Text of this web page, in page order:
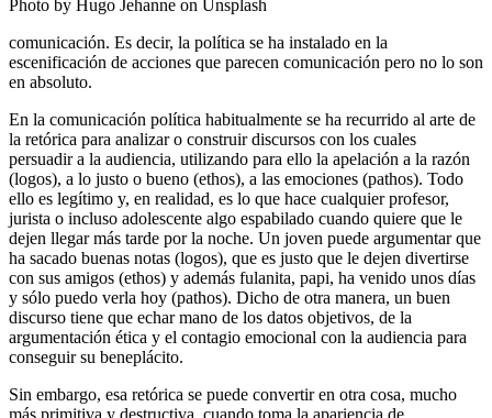
Photo by Hugo Jehanne on Unsplash
comunicación. Es decir, la política se ha instalado en la
escenificación de acciones que parecen comunicación pero no lo son
en absoluto.
En la comunicación política habitualmente se ha recurrido al arte de
la retórica para analizar o construir discursos con los cuales
persuadir a la audiencia, utilizando para ello la apelación a la razón
(logos), a lo justo o bueno (ethos), a las emociones (pathos). Todo
ello es legítimo y, en realidad, es lo que hace cualquier profesor,
jurista o incluso adolescente algo espabilado cuando quiere que le
dejen llegar más tarde por la noche. Un joven puede argumentar que
ha sacado buenas notas (logos), que es justo que le dejen divertirse
con sus amigos (ethos) y además fulanita, papi, ha venido unos días
y sólo puedo verla hoy (pathos). Dicho de otra manera, un buen
discurso tiene que echar mano de los datos objetivos, de la
argumentación ética y el contagio emocional con la audiencia para
conseguir su beneplácito.
Sin embargo, esa retórica se puede convertir en otra cosa, mucho
más primitiva y destructiva, cuando toma la apariencia de